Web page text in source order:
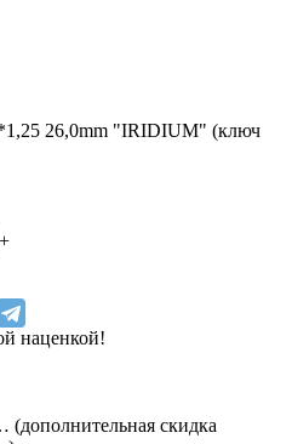
26,0mm "IRIDIUM" (ключ
+
наценкой!
(дополнительная скидка